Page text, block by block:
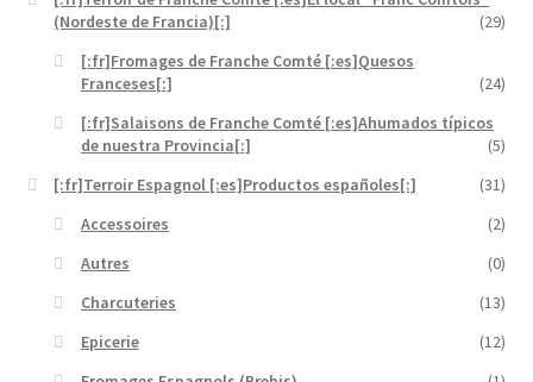
[:fr]Ma Commande[:es]Mi Pedido[:]
[:fr]Mon compte[:es]Mi cuenta[:]
[:fr]Newsletter[:]
[:fr]Tarif complet[:]
(Nordeste de Francia)[:]
(29)
[:fr]Fromages de Franche Comté [:es]Quesos
Franceses[:]
(24)
[:fr]Salaisons de Franche Comté [:es]Ahumados típicos
de nuestra Provincia[:]
(5)
[:fr]Terroir Espagnol [:es]Productos españoles[:]
(31)
Accessoires
(2)
Autres
(0)
Charcuteries
(13)
Epicerie
(12)